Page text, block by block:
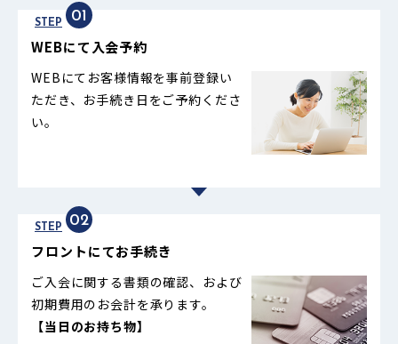
STEP 01
WEBにて入会予約
WEBにてお客様情報を事前登録い
ただき、お手続き日をご予約くださ
い。
STEP 02
フロントにてお手続き
ご入会に関する書類の確認、および
初期費用のお会計を承ります。
【当日のお持ち物】